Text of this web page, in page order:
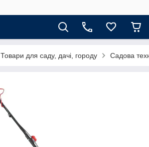
Товари для саду, дачі, городу Садова